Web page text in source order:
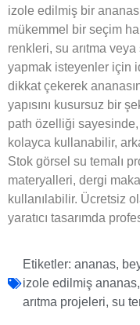
izole edilmiş bir
mükemmel bir seçim
renkleri, su arıtma
yapmak isteyenler için
dikkat çekerek
yapısını kusursuz bir
path özelliği
kolayca kullanabilir,
Stok görsel su temalı
materyalleri, dergi
kullanılabilir. Ücretsiz
yaratıcı tasarımda
Etiketler: ananas,
izole edilmiş ananas,
arıtma projeleri, su